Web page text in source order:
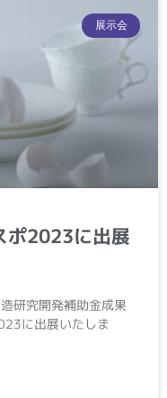
展示会
ポ2023に出展
研究開発補助金成果
に出展いたしま